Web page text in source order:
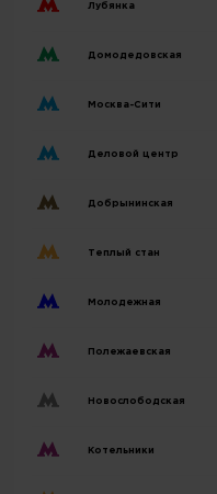
Лубянка
Домодедовская
Москва-Сити
Деловой центр
Добрынинская
Теплый стан
Молодежная
Полежаевская
Новослободская
Котельники